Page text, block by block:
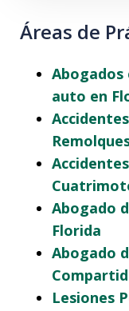
Áreas de
Abogados
auto en
Abogado
Florida
Abogado
Lesiones